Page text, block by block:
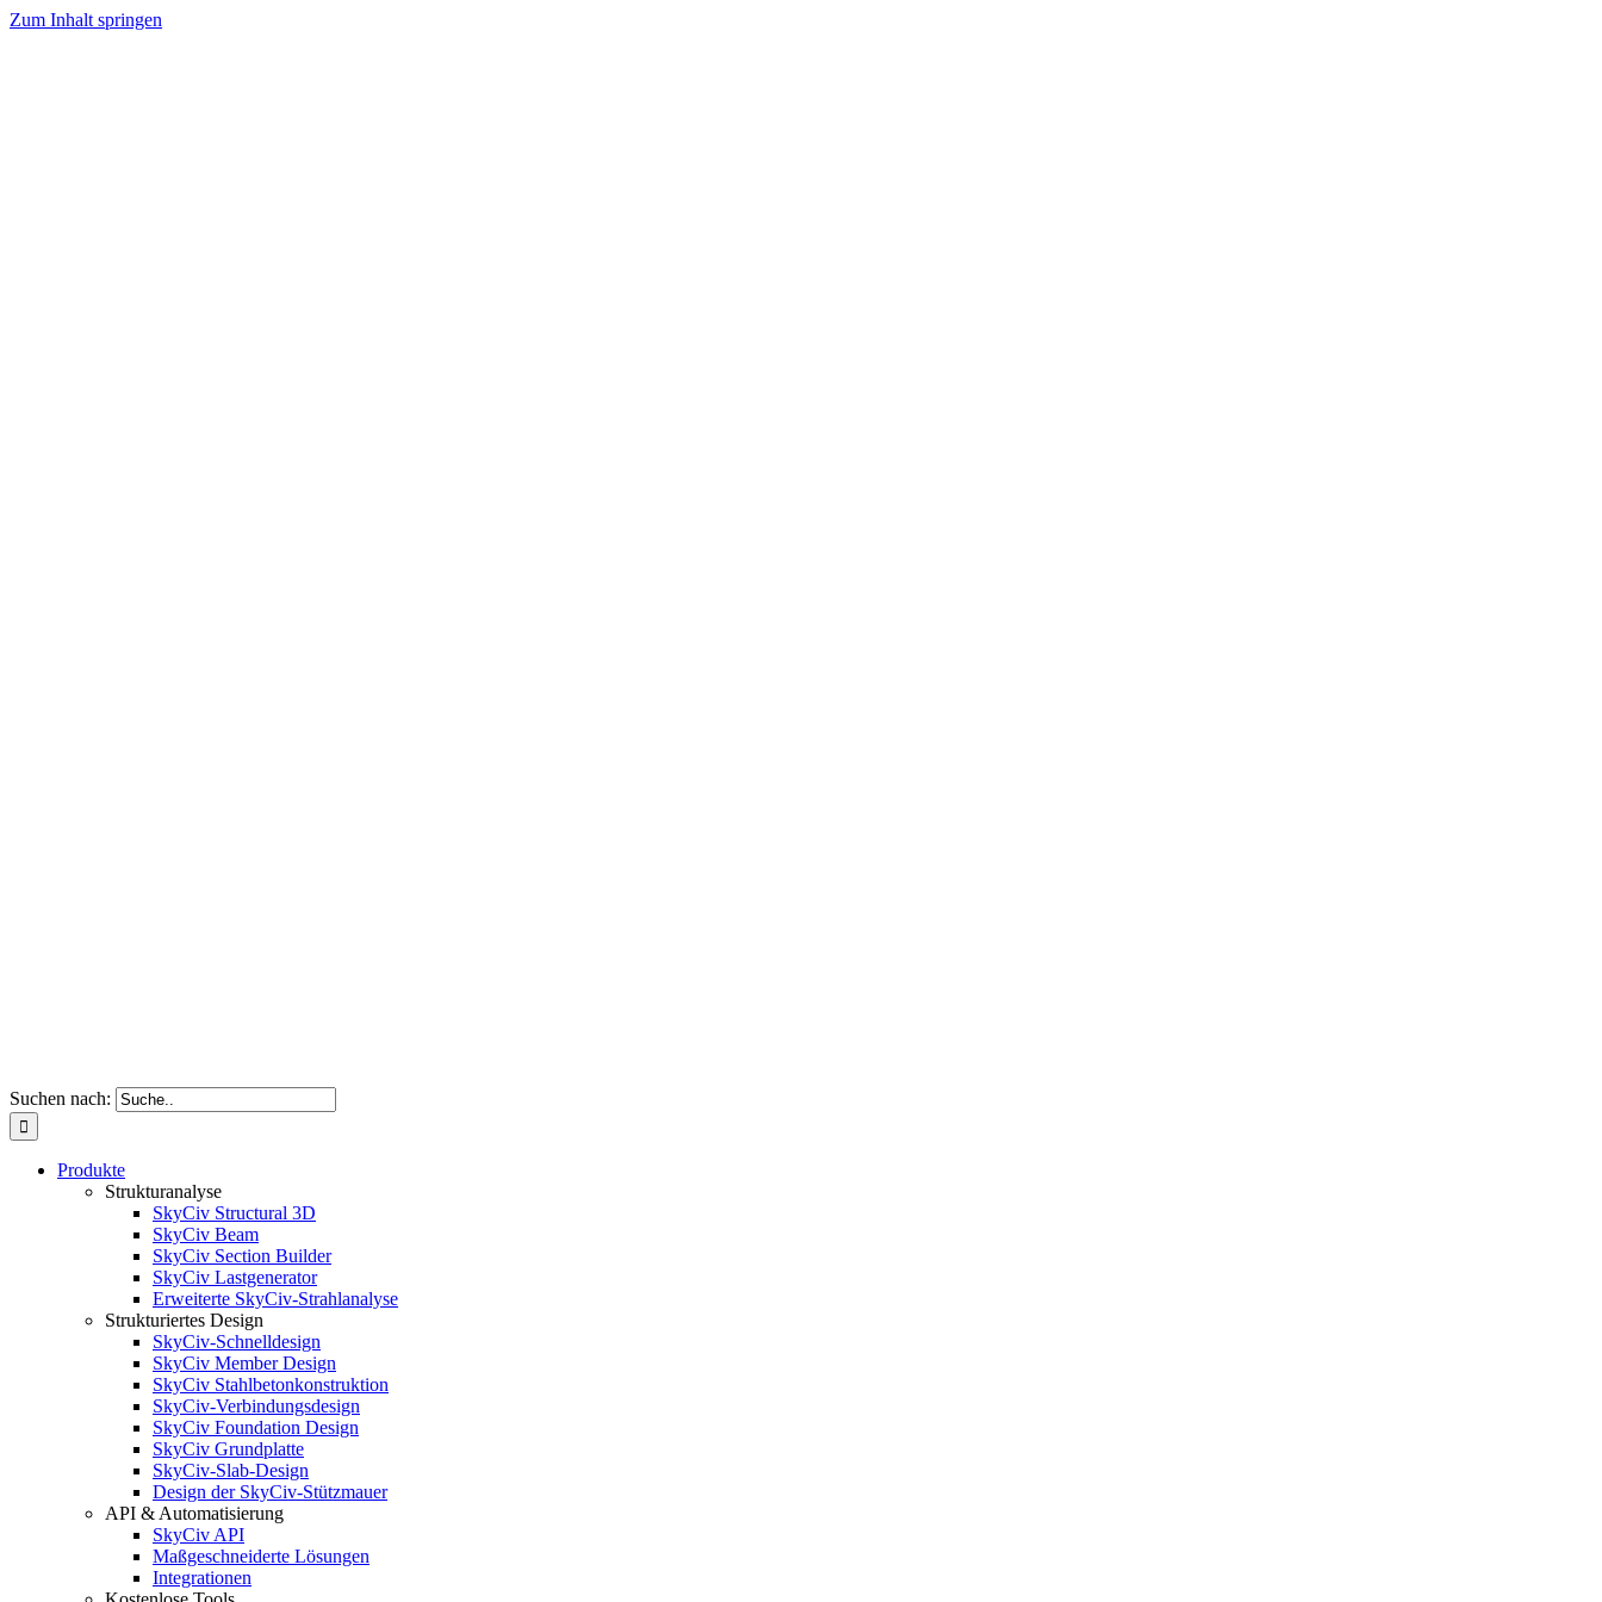
Zum Inhalt springen
Suchen nach:
Produkte
Strukturanalyse
SkyCiv Structural 3D
SkyCiv Beam
SkyCiv Section Builder
SkyCiv Lastgenerator
Erweiterte SkyCiv-Strahlanalyse
Strukturiertes Design
SkyCiv-Schnelldesign
SkyCiv Member Design
SkyCiv Stahlbetonkonstruktion
SkyCiv-Verbindungsdesign
SkyCiv Foundation Design
SkyCiv Grundplatte
SkyCiv-Slab-Design
Design der SkyCiv-Stützmauer
API & Automatisierung
SkyCiv API
Maßgeschneiderte Lösungen
Integrationen